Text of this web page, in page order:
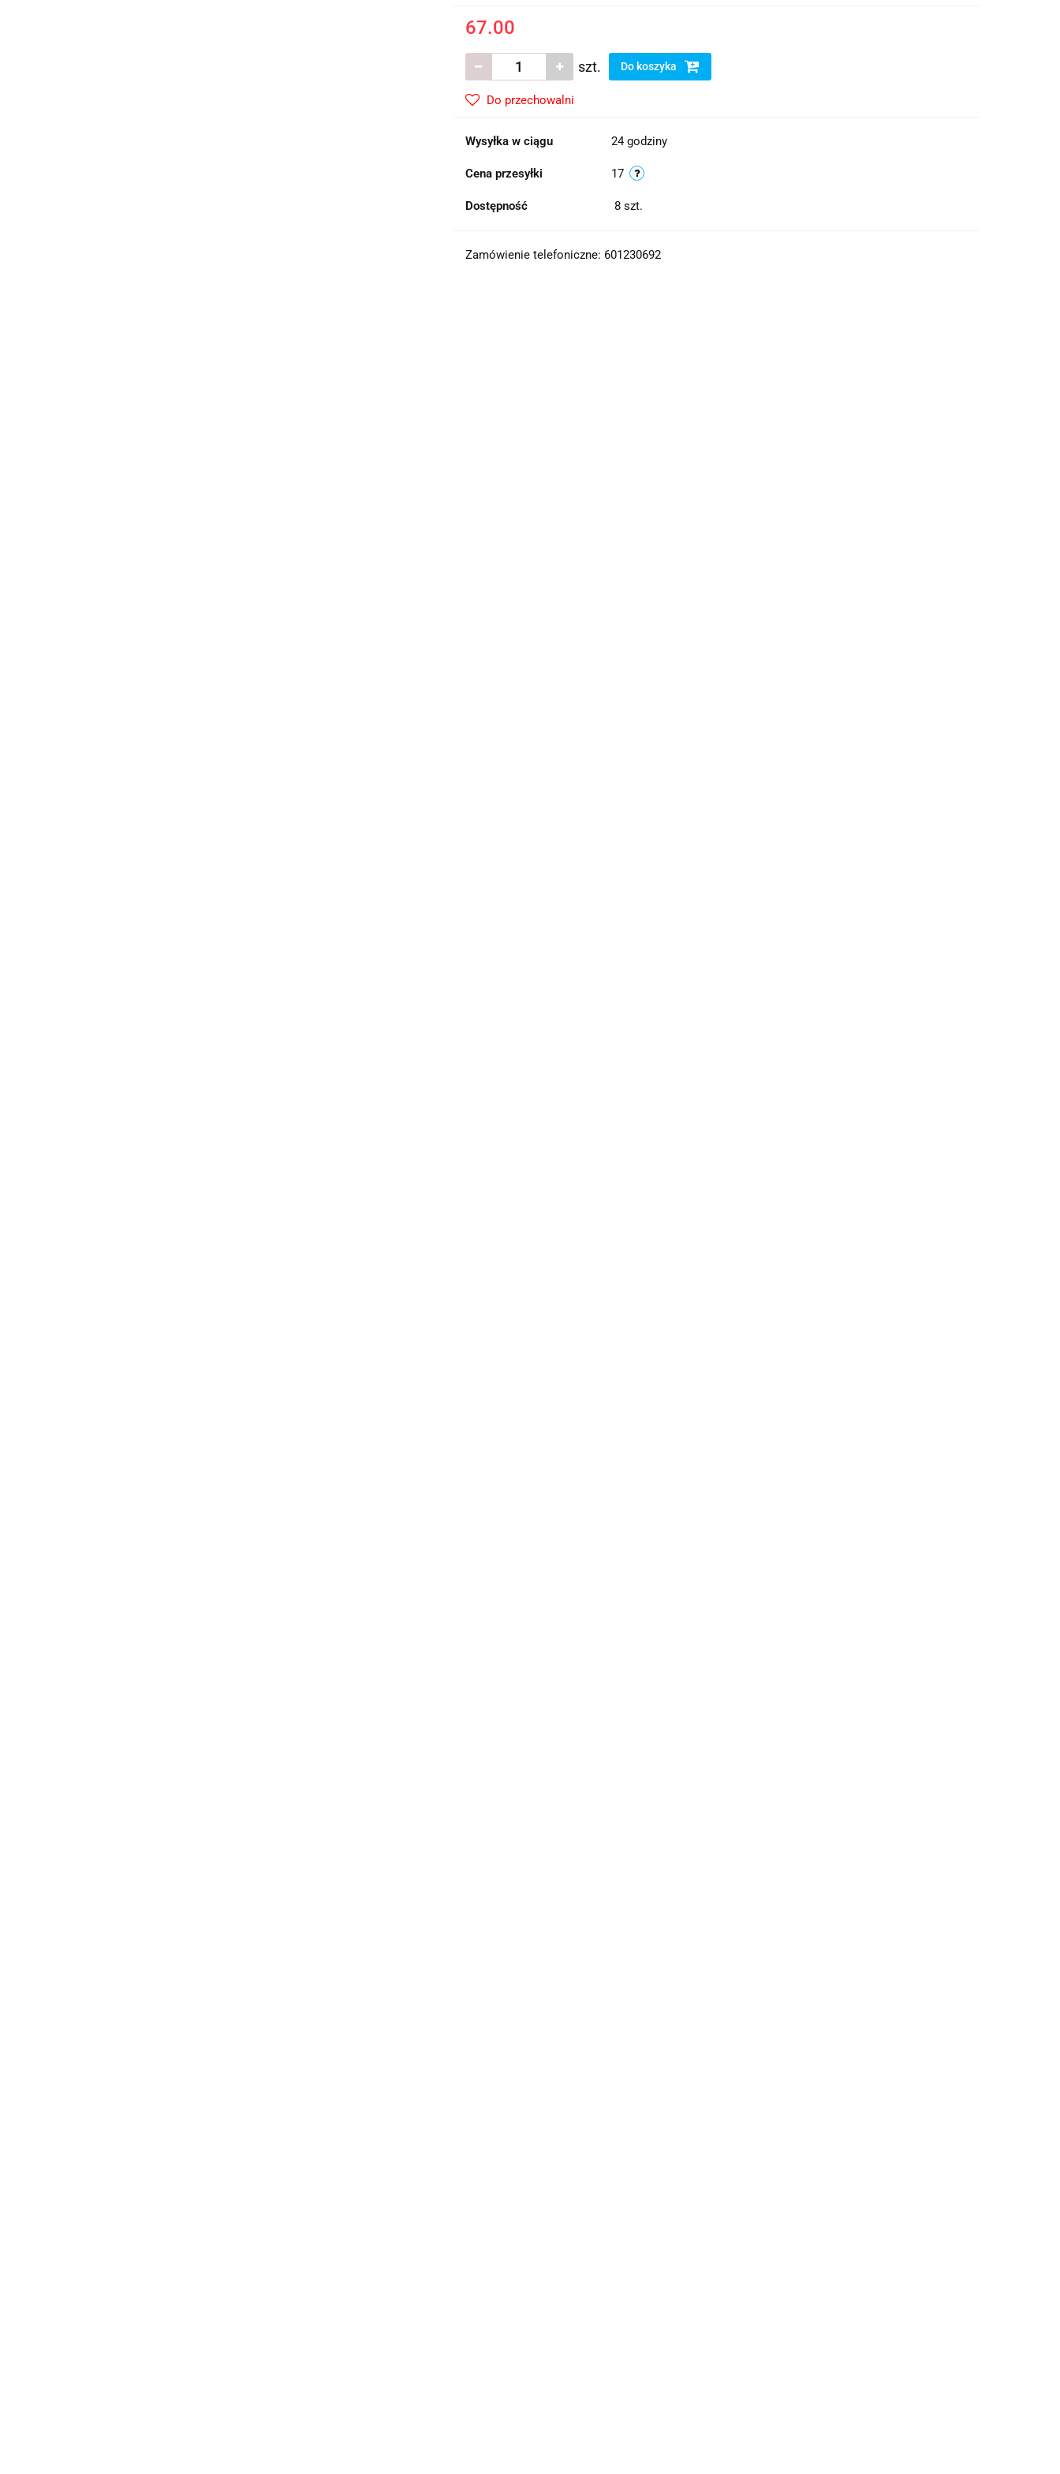
67.00
szt. Do koszyka
Do przechowalni
Wysyłka w ciągu 24 godziny
Cena przesyłki 17
Dostępność 8 szt.
Zamówienie telefoniczne: 601230692